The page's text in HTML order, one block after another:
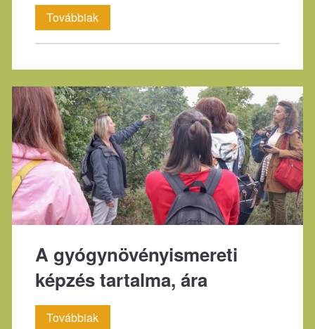
TovábbiakA
gyógynövényes
képzés
felépítése
A gyógynövényismereti
képzés tartalma, ára
TovábbiakA